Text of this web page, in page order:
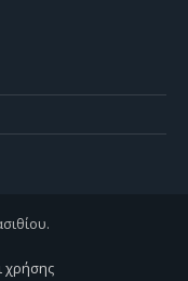
χρήσης